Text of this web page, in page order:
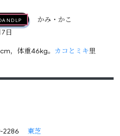
かみ・かこ
日
，体重46kg。 カコとミキ里
2286 東芝